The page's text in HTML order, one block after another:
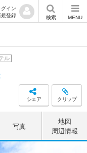
グイン
規登録
検索 MENU
ル
シェア クリップ
写真
地図
周辺情報